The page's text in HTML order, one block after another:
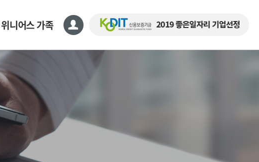
위니어스 가족
나의 급여명세서
재직증명원
원천징수영수증
기타자료요청